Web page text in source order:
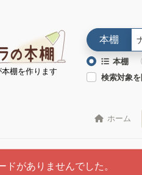
棚を作ります
本棚
本棚
検索対象
ホーム
ドがありませんでした。